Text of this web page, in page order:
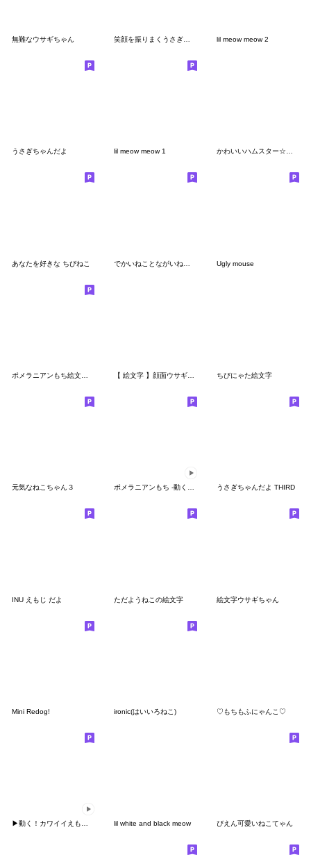
無難なウサギちゃん lil meow meow 2
うさぎちゃんだよ lil meow meow 1 かわいいハムスター☆はむぴ
あなたを好きな ちびねこ Ugly mouse
ちびにゃた絵文字
元気なねこちゃん３ ポメラニアンもち -動く絵文字- うさぎちゃんだよ THIRD
INU えもじ だよ ただようねこの絵文字 絵文字ウサギちゃん
Mini Redog! ironic(はいいろねこ) ♡もちもふにゃんこ♡
▶︎動く！カワイイえもじ♡ lil white and black meow ぴえん可愛いねこてゃん